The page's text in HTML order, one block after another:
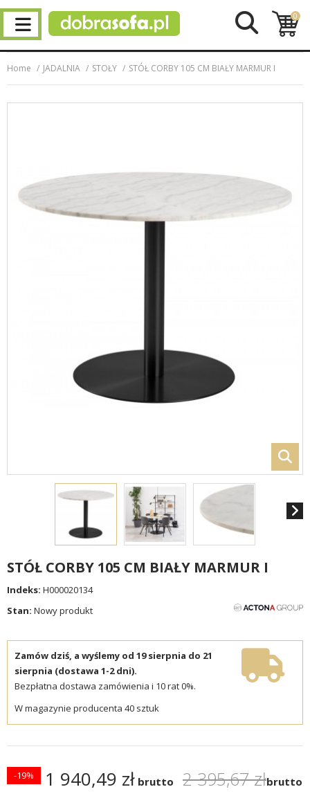
0
Home JADALNIA STOŁY STÓŁ CORBY 105 CM BIAŁY MARMUR I
STÓŁ CORBY 105 CM BIAŁY MARMUR I
Indeks: H000020134
Stan: Nowy produkt
Zamów dziś, a wyślemy od 19 sierpnia do 21
sierpnia (dostawa 1-2 dni).
Bezpłatna dostawa zamówienia i 10 rat 0%.
W magazynie producenta 40 sztuk
1 940,49 zł brutto 2 395,67 złbrutto
-19%